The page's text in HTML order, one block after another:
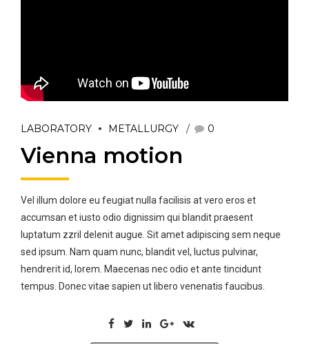
LABORATORY METALLURGY 0
Vienna motion
Vel illum dolore eu feugiat nulla facilisis at vero eros et
accumsan et iusto odio dignissim qui blandit praesent
luptatum zzril delenit augue. Sit amet adipiscing sem neque
sed ipsum. Nam quam nunc, blandit vel, luctus pulvinar,
hendrerit id, lorem. Maecenas nec odio et ante tincidunt
tempus. Donec vitae sapien ut libero venenatis faucibus.